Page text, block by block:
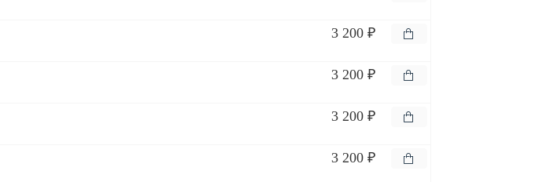
3 200 ₽
3 200 ₽
3 200 ₽
3 200 ₽